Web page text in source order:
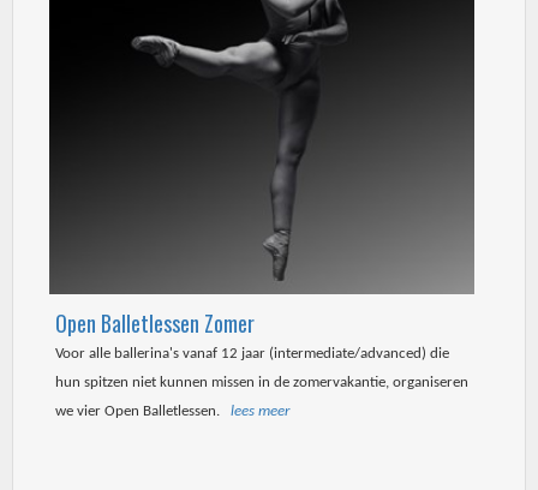
Open Balletlessen Zomer
Voor alle ballerina's vanaf 12 jaar (intermediate/advanced) die
hun spitzen niet kunnen missen in de zomervakantie, organiseren
we vier Open Balletlessen. lees meer